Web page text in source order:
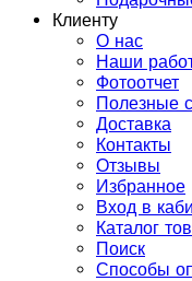
Клиенту
О нас
Наши
Фотоотчет
Полезные
Доставка
Контакты
Отзывы
Избранное
Вход в
Каталог
Поиск
Способы